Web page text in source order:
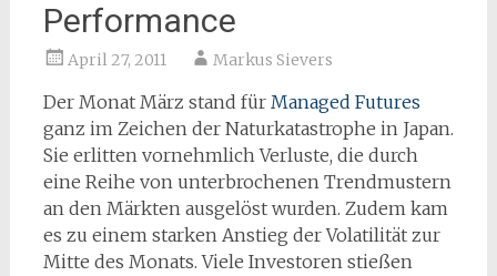
Performance
April 27, 2011 Markus Sievers
Der Monat März stand für Managed Futures
ganz im Zeichen der Naturkatastrophe in Japan.
Sie erlitten vornehmlich Verluste, die durch
eine Reihe von unterbrochenen Trendmustern
an den Märkten ausgelöst wurden. Zudem kam
es zu einem starken Anstieg der Volatilität zur
Mitte des Monats. Viele Investoren stießen